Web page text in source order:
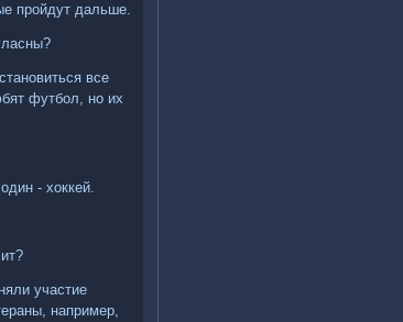
пройдут дальше.
все
футбол, но их
- хоккей.
участие
например,